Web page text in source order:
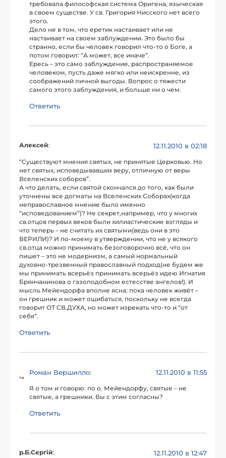
требовала философская система Оригена, языческая
в своем существе. У св. Григория Нисского нет всего
этого.
Дело не в том, что еретик настаивает или не
настаивает на своем заблуждении. Это было бы
странно, если бы человек говорил что-то о Боге, а
потом говорил: “А может, все иначе”.
Ересь – это само заблуждение, распространяемое
человеком, пусть даже мягко или неискренне, из
соображений личной выгоды. Вопрос о тяжести
самого этого заблуждения, и больше ни о чем.
Ответить
Алексей: 12.11.2010 в 02:18
“Существуют мнения святых, не принятые Церковью. Но
нет святых, исповедывавших веру, отличную от веры
Вселенских соборов”.
А что делать, если святой скончался до того, как были
уточнены все догматы на Вселенских Соборах(когда
неправославное мнение было именно
“исповедованием”)? Не секрет,например, что у многих
св.отцов первых веков были хилиастические взгляды и
что теперь – не считать их святыми(ведь они в это
ВЕРИЛИ)? И по-моему в утверждении, что не у всякого
св.отца можно принимать безоговорочно всё, что он
пишет – это не модернизм, а самый нормальный
духовно-трезвенный православный подход(не будем же
мы принимать всерьёз принимать всерьёз идею Игнатия
Брянчанинова о газоподобном естесстве ангелов!). И
мысль Мейендорфа вполне ясна: пока человек живёт –
он грешник и может ошибаться, поскольку не всегда
говорит ОТ СВ.ДУХА, но может изрекать что-то и “от
себя”.
Ответить
Роман Вершилло: 12.11.2010 в 11:55
Я о том и говорю: по о. Мейендорфу, святые – не
святые, а грешники. Вы с этим согласны?
Ответить
р.Б.Сергій: 12.11.2010 в 12:47